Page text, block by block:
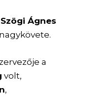
Szögi Ágnes
a
volt,
,